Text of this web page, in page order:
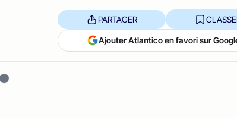
PARTAGER
Ajouter Atlantico en favori sur